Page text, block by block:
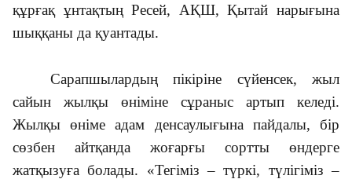
құрғақ ұнтақтың Ресей, АҚШ, Қытай нарығына
шыққаны да қуантады.
Сарапшылардың пікіріне сүйенсек, жыл
сайын жылқы өніміне сұраныс артып келеді.
Жылқы өніме адам денсаулығына пайдалы, бір
сөзбен айтқанда жоғарғы сортты өндерге
жатқызуға болады. «Тегіміз – түркі, түлігіміз –